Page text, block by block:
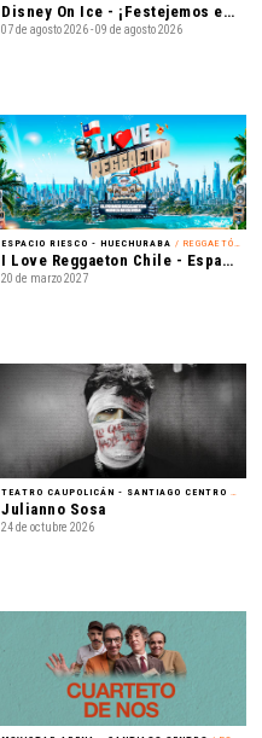
Disney On Ice - ¡Festejemos en Familia!
07 de agosto 2026 - 09 de agosto 2026
ESPACIO RIESCO - HUECHURABA / REGGAETÓN
I Love Reggaeton Chile - Espacio Riesco 2027
20 de marzo 2027
TEATRO CAUPOLICÁN - SANTIAGO CENTRO
Julianno Sosa
24 de octubre 2026